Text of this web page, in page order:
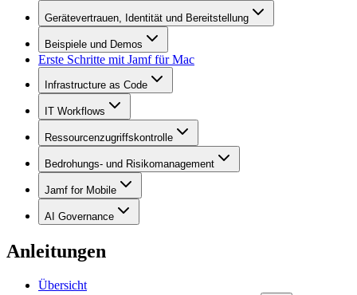
Gerätevertrauen, Identität und Bereitstellung
Beispiele und Demos
Erste Schritte mit Jamf für Mac
Infrastructure as Code
IT Workflows
Ressourcenzugriffskontrolle
Bedrohungs- und Risikomanagement
Jamf for Mobile
AI Governance
Anleitungen
Übersicht